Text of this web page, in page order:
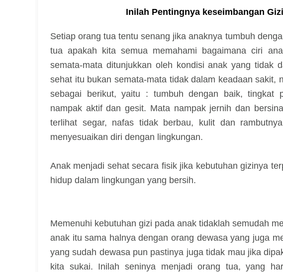
Inilah Pentingnya keseimbangan
Setiap orang tua tentu senang jika anaknya tumbuh
tua apakah kita semua memahami bagaimana ciri
semata-mata ditunjukkan oleh kondisi anak yang tidak
sehat itu bukan semata-mata tidak dalam keadaan sakit,
sebagai berikut, yaitu : tumbuh dengan baik, tingkat
nampak aktif dan gesit. Mata nampak jernih dan
terlihat segar, nafas tidak berbau, kulit dan
menyesuaikan diri dengan lingkungan.
Anak menjadi sehat secara fisik jika kebutuhan gizinya
hidup dalam lingkungan yang bersih.
Memenuhi kebutuhan gizi pada anak tidaklah semudah
anak itu sama halnya dengan orang dewasa yang juga
yang sudah dewasa pun pastinya juga tidak mau jika
kita sukai. Inilah seninya menjadi orang tua, yang